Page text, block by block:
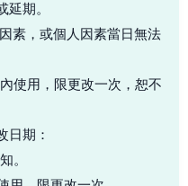
延期。
素，或個人因素當日無法
使用，限更改一次，恕不
日期：
。